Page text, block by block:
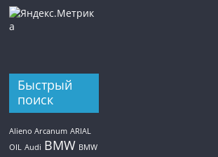
Быстрый
поиск
Alieno Arcanum ARIAL
OIL Audi BMW BMW